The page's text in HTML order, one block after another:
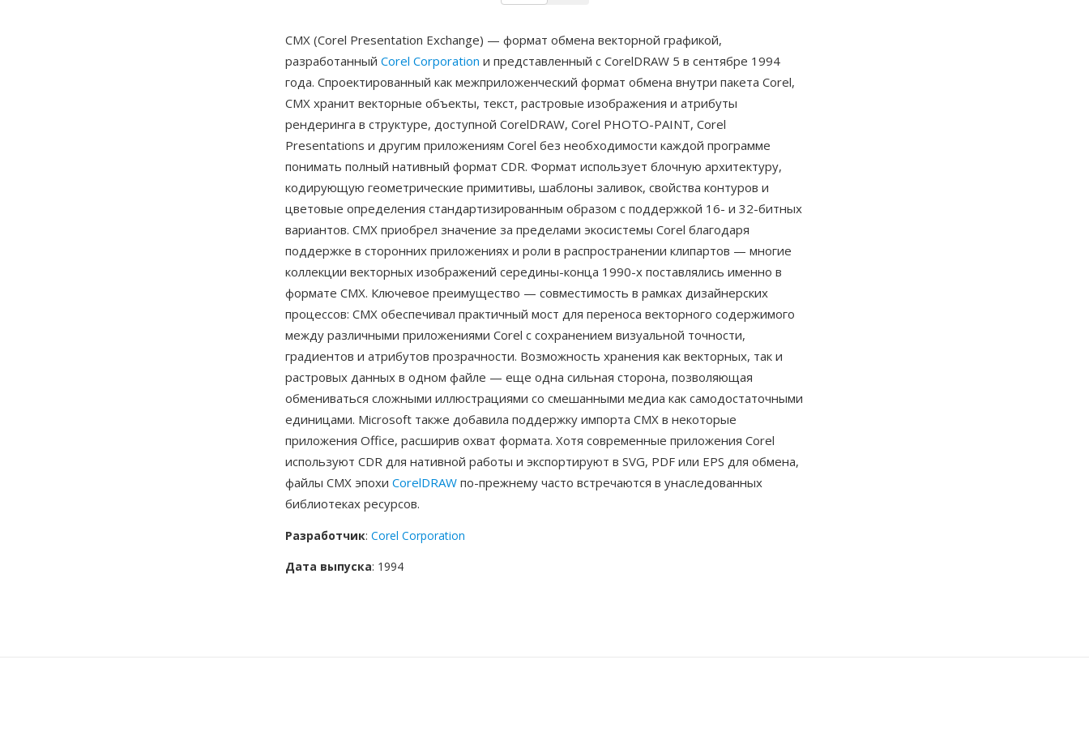
CMX (Corel Presentation Exchange) — формат обмена векторной графикой,
разработанный Corel Corporation и представленный с CorelDRAW 5 в сентябре 1994
года. Спроектированный как межприложенческий формат обмена внутри пакета Corel,
CMX хранит векторные объекты, текст, растровые изображения и атрибуты
рендеринга в структуре, доступной CorelDRAW, Corel PHOTO-PAINT, Corel
Presentations и другим приложениям Corel без необходимости каждой программе
понимать полный нативный формат CDR. Формат использует блочную архитектуру,
кодирующую геометрические примитивы, шаблоны заливок, свойства контуров и
цветовые определения стандартизированным образом с поддержкой 16- и 32-битных
вариантов. CMX приобрел значение за пределами экосистемы Corel благодаря
поддержке в сторонних приложениях и роли в распространении клипартов — многие
коллекции векторных изображений середины-конца 1990-х поставлялись именно в
формате CMX. Ключевое преимущество — совместимость в рамках дизайнерских
процессов: CMX обеспечивал практичный мост для переноса векторного содержимого
между различными приложениями Corel с сохранением визуальной точности,
градиентов и атрибутов прозрачности. Возможность хранения как векторных, так и
растровых данных в одном файле — еще одна сильная сторона, позволяющая
обмениваться сложными иллюстрациями со смешанными медиа как самодостаточными
единицами. Microsoft также добавила поддержку импорта CMX в некоторые
приложения Office, расширив охват формата. Хотя современные приложения Corel
используют CDR для нативной работы и экспортируют в SVG, PDF или EPS для обмена,
файлы CMX эпохи CorelDRAW по-прежнему часто встречаются в унаследованных
библиотеках ресурсов.
Разработчик: Corel Corporation
Дата выпуска: 1994